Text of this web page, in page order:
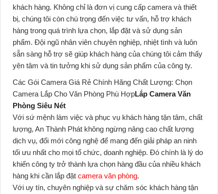
khách hàng. Không chỉ là đơn vị cung cấp camera và thiết
bị, chúng tôi còn chú trọng đến việc tư vấn, hỗ trợ khách
hàng trong quá trình lựa chọn, lắp đặt và sử dụng sản
phẩm. Đội ngũ nhân viên chuyên nghiệp, nhiệt tình và luôn
sẵn sàng hỗ trợ sẽ giúp khách hàng của chúng tôi cảm thấy
yên tâm và tin tưởng khi sử dụng sản phẩm của công ty.
Các Gói Camera Giá Rẻ Chính Hãng Chất Lượng: Chọn
Camera Lắp Cho Văn Phòng Phù HợpLắp Camera Văn
Phòng Siêu Nét
Với sứ mệnh làm việc và phục vụ khách hàng tận tâm, chất
lượng, An Thành Phát không ngừng nâng cao chất lượng
dịch vụ, đổi mới công nghệ để mang đến giải pháp an ninh
tối ưu nhất cho mọi tổ chức, doanh nghiệp. Đó chính là lý do
khiến công ty trở thành lựa chọn hàng đầu của nhiều khách
hàng khi cần lắp đặt camera văn phòng.
Với uy tín, chuyên nghiệp và sự chăm sóc khách hàng tận